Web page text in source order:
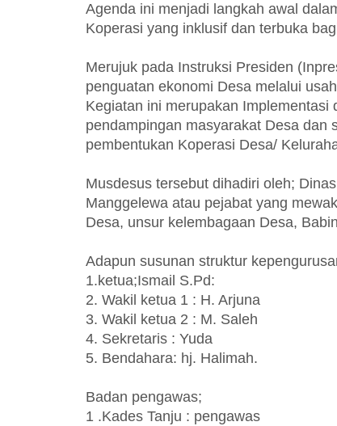
Agenda ini menjadi langkah awal
Koperasi yang inklusif dan terbuka
Merujuk pada Instruksi Presiden
penguatan ekonomi Desa melalui
Kegiatan ini merupakan
pendampingan masyarakat Desa dan
pembentukan Koperasi Desa/
Musdesus tersebut dihadiri oleh;
Manggelewa atau pejabat yang
Desa, unsur kelembagaan Desa,
Adapun susunan struktur
1.ketua;Ismail S.Pd:
2. Wakil ketua 1 : H. Arjuna
3. Wakil ketua 2 : M. Saleh
4. Sekretaris : Yuda
5. Bendahara: hj. Halimah.
Badan pengawas;
1 .Kades Tanju : pengawas